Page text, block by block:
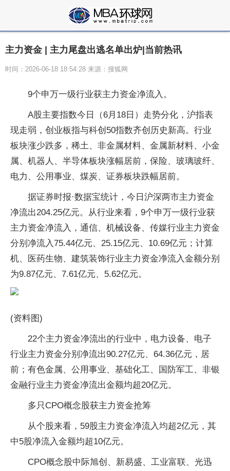
主力资金 | 主力尾盘出逃名单出炉|当前热讯
时间：2026-06-18 18:54:28 来源：搜狐网
9个申万一级行业获主力资金净流入。
A股主要指数今日（6月18日）走势分化，沪指表
现走弱，创业板指与科创50指数齐创历史新高。行业
板块涨少跌多，稀土、非金属材料、金属新材料、小金
属、机器人、半导体板块涨幅居前，保险、玻璃玻纤、
电力、公用事业、煤炭、证券板块跌幅居前。
据证券时报·数据宝统计，今日沪深两市主力资金
净流出204.25亿元。从行业来看，9个申万一级行业获
主力资金净流入，通信、机械设备、传媒行业主力资金
分别净流入75.44亿元、25.15亿元、10.69亿元；计算
机、医药生物、建筑装饰行业主力资金净流入金额分别
为9.87亿元、7.61亿元、5.62亿元。
(资料图)
22个主力资金净流出的行业中，电力设备、电子
行业主力资金分别净流出90.27亿元、64.36亿元，居
前；有色金属、公用事业、基础化工、国防军工、非银
金融行业主力资金净流出金额均超20亿元。
多只CPO概念股获主力资金抢筹
从个股来看，59股主力资金净流入均超2亿元，其
中5股净流入金额均超10亿元。
CPO概念股中际旭创、新易盛、工业富联、光迅